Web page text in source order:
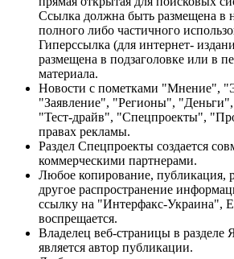
Ссылка должна быть размещена в
полного либо частичного
Гиперссылка (для интернет-
размещена в подзаголовке или в
материала.
Новости с пометками "Мнение",
"Заявление", "Регионы",
"Тест-драйв", "Спецпроекты",
правах рекламы.
Раздел Спецпроекты создается
коммерческими партнерами.
Любое копирование, публикация,
другое распространение
ссылку на "Интерфакс-Украина",
воспрещается.
Владелец веб-страницы в разделе
является автор публикации.